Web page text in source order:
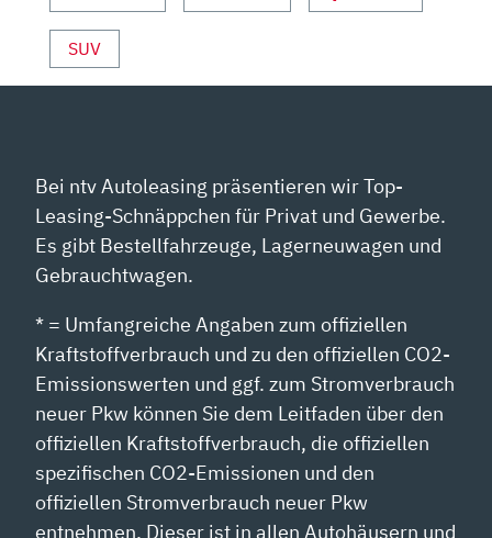
SUV
Bei ntv Autoleasing präsentieren wir Top-
Leasing-Schnäppchen für Privat und Gewerbe.
Es gibt Bestellfahrzeuge, Lagerneuwagen und
Gebrauchtwagen.
* = Umfangreiche Angaben zum offiziellen
Kraftstoffverbrauch und zu den offiziellen CO2-
Emissionswerten und ggf. zum Stromverbrauch
neuer Pkw können Sie dem Leitfaden über den
offiziellen Kraftstoffverbrauch, die offiziellen
spezifischen CO2-Emissionen und den
offiziellen Stromverbrauch neuer Pkw
entnehmen. Dieser ist in allen Autohäusern und